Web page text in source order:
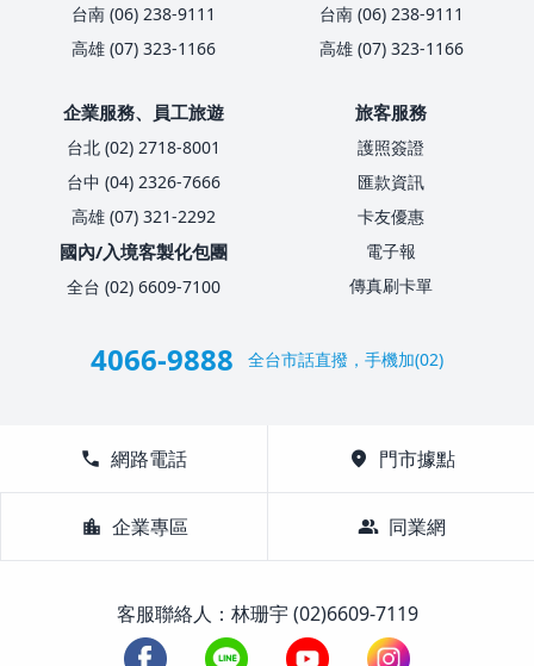
台南 (06) 238-9111
高雄 (07) 323-1166
台南 (06) 238-9111
高雄 (07) 323-1166
企業服務、員工旅遊
台北 (02) 2718-8001
台中 (04) 2326-7666
高雄 (07) 321-2292
國內/入境客製化包團
全台 (02) 6609-7100
旅客服務
護照簽證
匯款資訊
卡友優惠
電子報
傳真刷卡單
4066-9888 全台市話直撥，手機加(02)
call 網路電話 location_on 門市據點
location_city 企業專區 group 同業網
客服聯絡人：林珊宇 (02)6609-7119